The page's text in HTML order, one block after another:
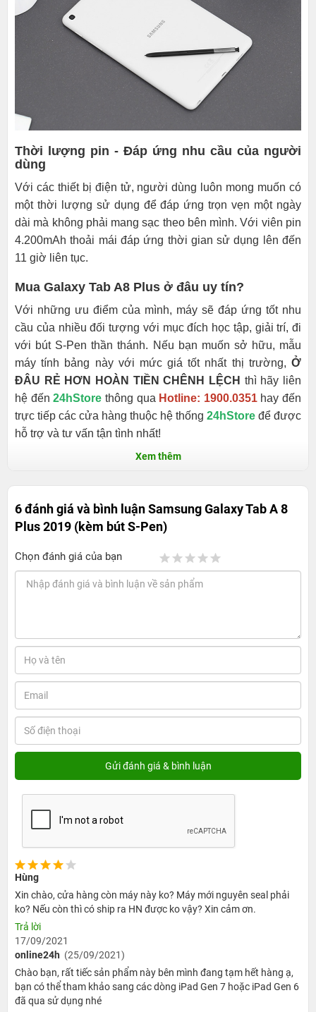
Thời lượng pin - Đáp ứng nhu cầu của người
dùng
Với các thiết bị điện tử, người dùng luôn mong muốn có
một thời lượng sử dụng để đáp ứng trọn vẹn một ngày
dài mà không phải mang sạc theo bên mình. Với viên pin
4.200mAh thoải mái đáp ứng thời gian sử dụng lên đến
11 giờ liên tục.
Mua Galaxy Tab A8 Plus ở đâu uy tín?
Với những ưu điểm của mình, máy sẽ đáp ứng tốt nhu
cầu của nhiều đối tượng với mục đích học tập, giải trí, đi
với bút S-Pen thần thánh. Nếu bạn muốn sở hữu, mẫu
máy tính bảng này với mức giá tốt nhất thị trường, Ở
ĐÂU RẺ HƠN HOÀN TIỀN CHÊNH LỆCH thì hãy liên
hệ đến24hStore thông qua Hotline: 1900.0351hay đến
trực tiếp các cửa hàng thuộc hệ thống 24hStore để được
hỗ trợ và tư vấn tận tình nhất!
Xem thêm
6 đánh giá và bình luậnSamsung Galaxy Tab A 8
Plus 2019 (kèm bút S-Pen)
Chọn đánh giá của bạn
Hùng
Xin chào, cửa hàng còn máy này ko? Máy mới nguyên seal phải
ko? Nếu còn thì có ship ra HN được ko vậy? Xin cảm ơn.
Trả lời
17/09/2021
online24h (25/09/2021)
Chào bạn, rất tiếc sản phẩm này bên mình đang tạm hết hàng ạ,
bạn có thể tham khảo sang các dòng iPad Gen 7 hoặc iPad Gen 6
đã qua sử dụng nhé